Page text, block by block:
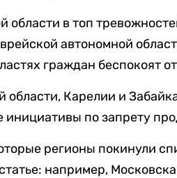
области в топ
автономной
граждан беспокоят
области, Карелии и
инициативы по запрету
регионы покинули
например,